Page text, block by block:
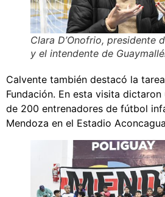
Clara D’Onofrio, presidente
y el intendente de
Calvente también destacó la
Fundación. En esta visita
de 200 entrenadores de fútbol
Mendoza en el Estadio